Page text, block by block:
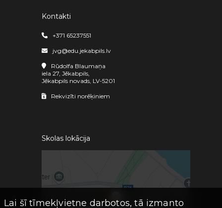
Kontakti
+371 65237551
jvg@edu.jekabpils.lv
Rūdolfa Blaumaņa
iela 27, Jēkabpils,
Jēkabpils novads, LV-5201
Rekvizīti norēķiniem
Skolas lokācija
Lai šī tīmekļvietne darbotos, tā izmanto